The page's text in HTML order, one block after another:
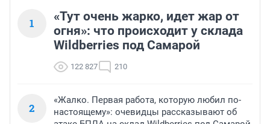
1
«Тут очень жарко, идет жар от
огня»: что происходит у склада
Wildberries под Самарой
122 827 210
2
«Жалко. Первая работа, которую любил по-
настоящему»: очевидцы рассказывают об